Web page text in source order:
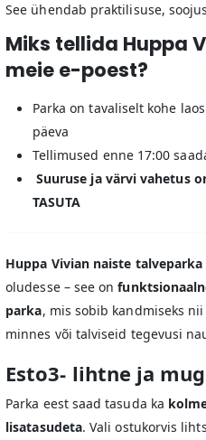
See ühendab praktilisuse,
Miks tellida Huppa
meie e-poest?
Parka on tavaliselt kohe
päeva
Tellimused enne 17:00
Suuruse ja värvi vahetus
TASUTA
Huppa Vivian naiste talveparka
oludesse – see on
parka, mis sobib kandmiseks
minnes või talviseid tegevusi
Esto3- lihtne ja
Parka eest saad tasuda ka
lisatasudeta. Vali ostukorvis